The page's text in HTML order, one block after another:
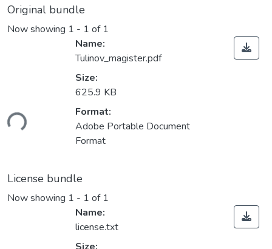
Original bundle
Now showing 1 - 1 of 1
Name:
Tulinov_magister.pdf
Size:
625.9 KB
Format:
Adobe Portable Document
Format
License bundle
Now showing 1 - 1 of 1
Name:
license.txt